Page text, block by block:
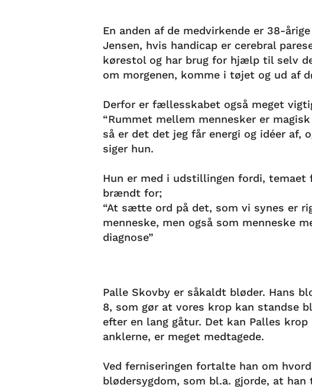
En anden af de medvirkende er 38-
Jensen, hvis handicap er cerebral
kørestol og har brug for hjælp til selv
om morgenen, komme i tøjet og ud af
Derfor er fællesskabet også meget
“Rummet mellem mennesker er
så er det det jeg får energi og idéer af,
siger hun.
Hun er med i udstillingen fordi,
brændt for;
“At sætte ord på det, som vi synes er
menneske, men også som menneske
diagnose”
Palle Skovby er såkaldt bløder. Hans
8, som gør at vores krop kan standse
efter en lang gåtur. Det kan Palles
anklerne, er meget medtagede.
Ved ferniseringen fortalte han om
blødersygdom, som bl.a. gjorde, at